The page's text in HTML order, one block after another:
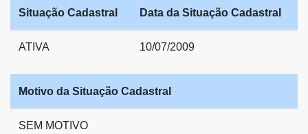
Situação Cadastral Data da Situação Cadastral
ATIVA 10/07/2009
Motivo da Situação Cadastral
SEM MOTIVO